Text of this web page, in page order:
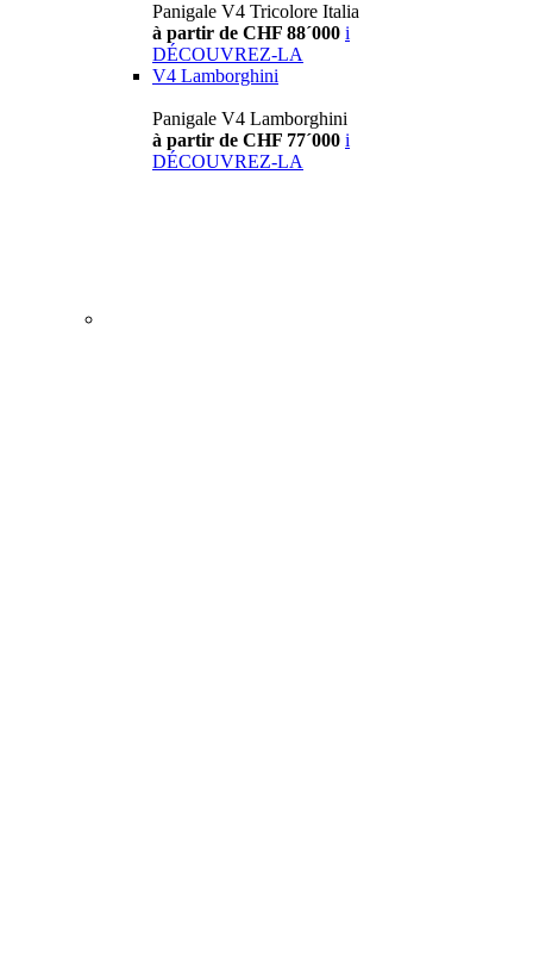
Panigale V4 Tricolore Italia
à partir de CHF 88´000 i
DÉCOUVREZ-LA
V4 Lamborghini
Panigale V4 Lamborghini
à partir de CHF 77´000 i
DÉCOUVREZ-LA